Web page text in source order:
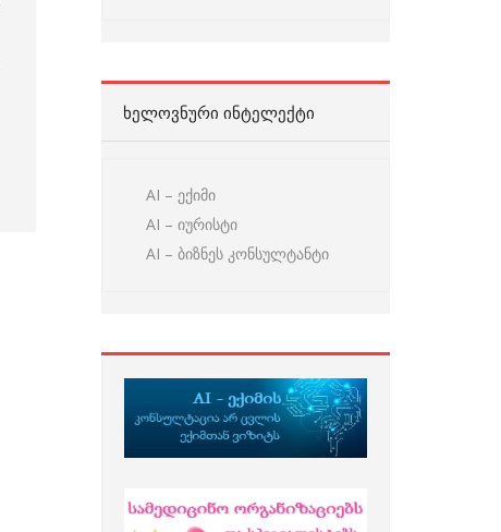
ᲮᲔᲚᲝᲕᲜᲣᲠᲘ ᲘᲜᲢᲔᲚᲔᲥᲢᲘ
AI – ექიმი
AI – იურისტი
AI – ბიზნეს კონსულტანტი